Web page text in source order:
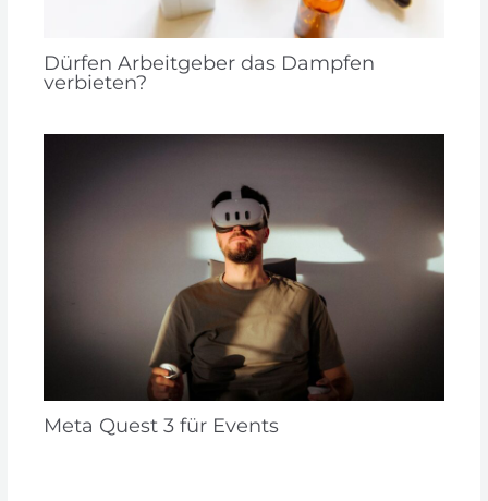
Dürfen Arbeitgeber das Dampfen
verbieten?
Meta Quest 3 für Events